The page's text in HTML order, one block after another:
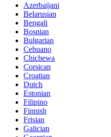
Azerbaijani
Belarusian
Bengali
Bosnian
Bulgarian
Cebuano
Chichewa
Corsican
Croatian
Dutch
Estonian
Filipino
Finnish
Frisian
Galician